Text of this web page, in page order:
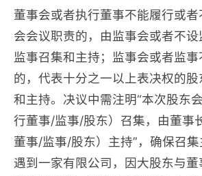
董事会或者执行董事不能履行或
会会议职责的，由监事会或者不
监事召集和主持；监事会或者监
的，代表十分之一以上表决权的
和主持。决议中需注明“本次股东
行董事/监事/股东）召集，由董事
董事/监事/股东）主持”，确保召
遇到一家有限公司，因大股东与董